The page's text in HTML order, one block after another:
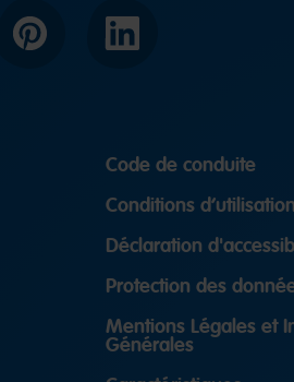
Pinterest LinkedIn
Code de conduite
Conditions d’utilisation
Déclaration
Protection des
Mentions Légales et
Générales